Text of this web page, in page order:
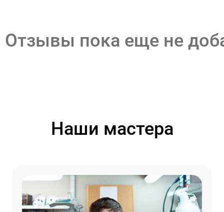
Отзывы пока еще не
Наши мастера